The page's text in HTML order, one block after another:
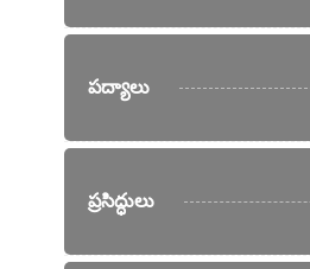
పద్యాలు
ప్రసిద్ధులు